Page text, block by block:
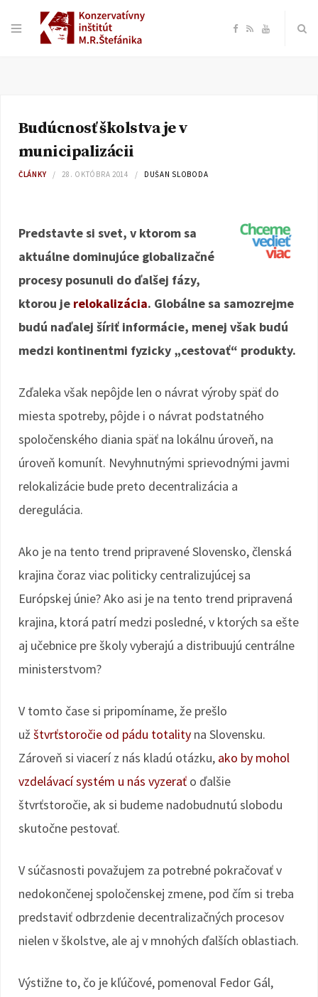
F R Y
e
Budúcnosť školstva je v
municipalizácii
ČLÁNKY 28. OKTÓBRA 2014 DUŠAN SLOBODA
Predstavte si svet, v ktorom sa
aktuálne dominujúce globalizačné
procesy posunuli do ďalšej fázy,
ktorou je relokalizácia. Globálne sa samozrejme
budú naďalej šíriť informácie, menej však budú
medzi kontinentmi fyzicky „cestovať“ produkty.
Zďaleka však nepôjde len o návrat výroby späť do
miesta spotreby, pôjde i o návrat podstatného
spoločenského diania späť na lokálnu úroveň, na
úroveň komunít. Nevyhnutnými sprievodnými javmi
relokalizácie bude preto decentralizácia a
deregulácia.
Ako je na tento trend pripravené Slovensko, členská
krajina čoraz viac politicky centralizujúcej sa
Európskej únie? Ako asi je na tento trend pripravená
krajina, ktorá patrí medzi posledné, v ktorých sa ešte
aj učebnice pre školy vyberajú a distribuujú centrálne
ministerstvom?
V tomto čase si pripomíname, že prešlo
užštvrťstoročie od pádu totality na Slovensku.
Zároveň si viacerí z nás kladú otázku, ako by mohol
vzdelávací systém u nás vyzerať o ďalšie
štvrťstoročie, ak si budeme nadobudnutú slobodu
skutočne pestovať.
V súčasnosti považujem za potrebné pokračovať v
nedokončenej spoločenskej zmene, pod čím si treba
predstaviť odbrzdenie decentralizačných procesov
nielen v školstve, ale aj v mnohých ďalších oblastiach.
Výstižne to, čo je kľúčové, pomenoval Fedor Gál,